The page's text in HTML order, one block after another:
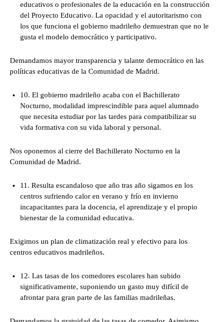
educativos o profesionales de la educación en la construcción
del Proyecto Educativo. La opacidad y el autoritarismo con
los que funciona el gobierno madrileño demuestran que no le
gusta el modelo democrático y participativo.
Demandamos mayor transparencia y talante democrático en las
políticas educativas de la Comunidad de Madrid.
10. El gobierno madrileño acaba con el Bachillerato
Nocturno, modalidad imprescindible para aquel alumnado
que necesita estudiar por las tardes para compatibilizar su
vida formativa con su vida laboral y personal.
Nos oponemos al cierre del Bachillerato Nocturno en la
Comunidad de Madrid.
11. Resulta escandaloso que año tras año sigamos en los
centros sufriendo calor en verano y frío en invierno
incapacitantes para la docencia, el aprendizaje y el propio
bienestar de la comunidad educativa.
Exigimos un plan de climatización real y efectivo para los
centros educativos madrileños.
12. Las tasas de los comedores escolares han subido
significativamente, suponiendo un gasto muy difícil de
afrontar para gran parte de las familias madrileñas.